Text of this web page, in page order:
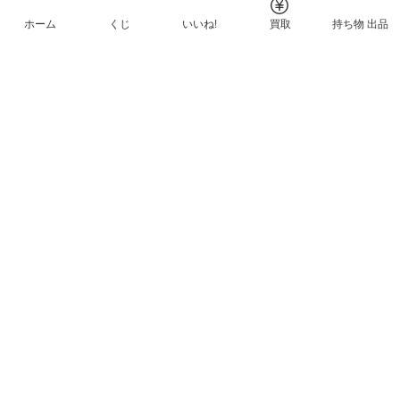
ホーム くじ いいね! 買取 持ち物 出品